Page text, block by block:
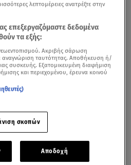
λεπτομέρειες ανατρέξτε στην
επεξεργαζόμαστε δεδομένα
τα εξής:
Ακριβής σάρωση
αναγνώριση ταυτότητας. Αποθήκευση ή/
συσκευής. Εξατομικευμένη διαφήμιση
και περιεχομένου, έρευνα κοινού
σκοπών
Αποδοχή